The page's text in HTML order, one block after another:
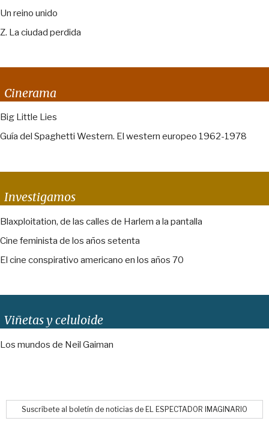
Un reino unido
Z. La ciudad perdida
Cinerama
Big Little Lies
Guía del Spaghetti Western. El western europeo 1962-1978
Investigamos
Blaxploitation, de las calles de Harlem a la pantalla
Cine feminista de los años setenta
El cine conspirativo americano en los años 70
Viñetas y celuloide
Los mundos de Neil Gaiman
Suscríbete al boletín de noticias de EL ESPECTADOR IMAGINARIO